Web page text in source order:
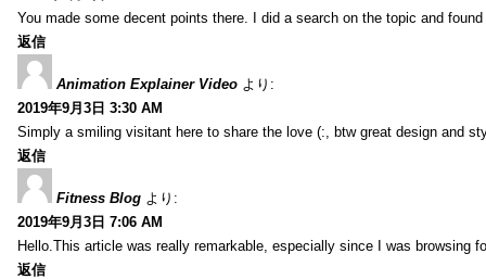
You made some decent points there. I did a search on the topic and
返信
Animation Explainer Video より:
2019年9月3日 3:30 AM
Simply a smiling visitant here to share the love (:, btw great design and
返信
Fitness Blog より:
2019年9月3日 7:06 AM
Hello.This article was really remarkable, especially since I was browsing
返信